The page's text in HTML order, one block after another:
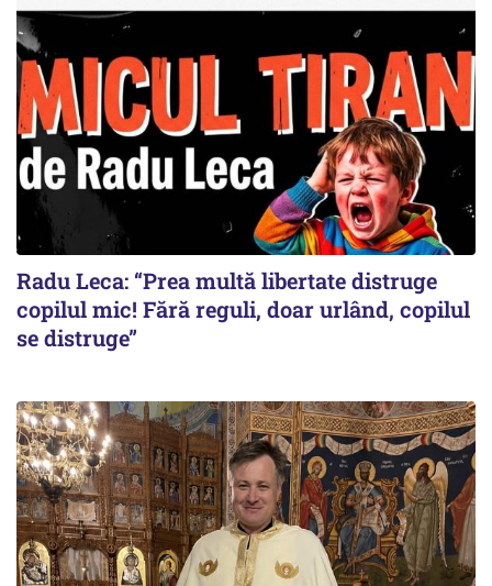
Radu Leca: “Prea multă libertate distruge
copilul mic! Fără reguli, doar urlând, copilul
se distruge”